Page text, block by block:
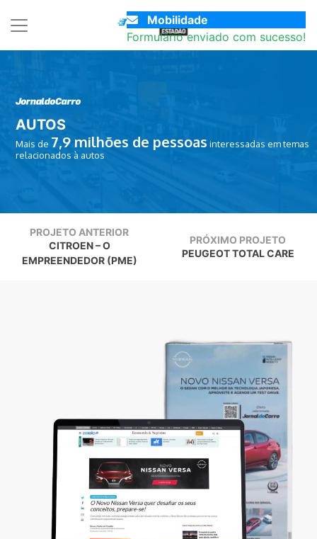
AUTOS
Mais de 7,9 milhões de pessoas interessadas em temas
relacionados à autos
PROJETO ANTERIOR
CITROEN – O
EMPREENDEDOR (PME)
PRÓXIMO PROJETO
PEUGEOT TOTAL CARE
Mobilidade
Formulário enviado com sucesso!